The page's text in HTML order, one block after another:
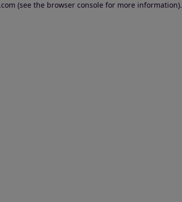
(see the browser console for more information).